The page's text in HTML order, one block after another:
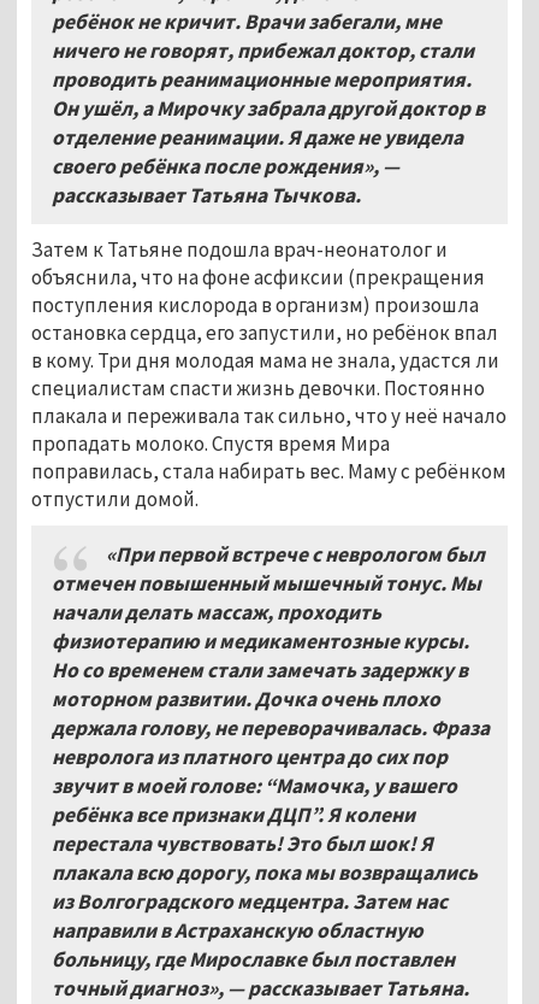
ребёнок не кричит. Врачи забегали, мне
ничего не говорят, прибежал доктор, стали
проводить реанимационные мероприятия.
Он ушёл, а Мирочку забрала другой доктор в
отделение реанимации. Я даже не увидела
своего ребёнка после рождения», —
рассказывает Татьяна Тычкова.
Затем к Татьяне подошла врач-неонатолог и
объяснила, что на фоне асфиксии (прекращения
поступления кислорода в организм) произошла
остановка сердца, его запустили, но ребёнок впал
в кому. Три дня молодая мама не знала, удастся ли
специалистам спасти жизнь девочки. Постоянно
плакала и переживала так сильно, что у неё начало
пропадать молоко. Спустя время Мира
поправилась, стала набирать вес. Маму с ребёнком
отпустили домой.
«При первой встрече с неврологом был
отмечен повышенный мышечный тонус. Мы
начали делать массаж, проходить
физиотерапию и медикаментозные курсы.
Но со временем стали замечать задержку в
моторном развитии. Дочка очень плохо
держала голову, не переворачивалась. Фраза
невролога из платного центра до сих пор
звучит в моей голове: “Мамочка, у вашего
ребёнка все признаки ДЦП”. Я колени
перестала чувствовать! Это был шок! Я
плакала всю дорогу, пока мы возвращались
из Волгоградского медцентра. Затем нас
направили в Астраханскую областную
больницу, где Мирославке был поставлен
точный диагноз», — рассказывает Татьяна.